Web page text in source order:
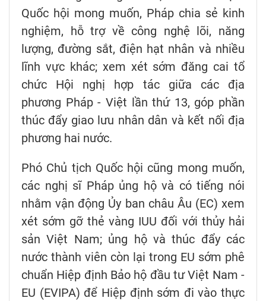
Quốc hội mong muốn, Pháp chia sẻ kinh
nghiệm, hỗ trợ về công nghệ lõi, năng
lượng, đường sắt, điện hạt nhân và nhiều
lĩnh vực khác; xem xét sớm đăng cai tổ
chức Hội nghị hợp tác giữa các địa
phương Pháp - Việt lần thứ 13, góp phần
thúc đẩy giao lưu nhân dân và kết nối địa
phương hai nước.
Phó Chủ tịch Quốc hội cũng mong muốn,
các nghị sĩ Pháp ủng hộ và có tiếng nói
nhằm vận động Ủy ban châu Âu (EC) xem
xét sớm gỡ thẻ vàng IUU đối với thủy hải
sản Việt Nam; ủng hộ và thúc đẩy các
nước thành viên còn lại trong EU sớm phê
chuẩn Hiệp định Bảo hộ đầu tư Việt Nam -
EU (EVIPA) để Hiệp định sớm đi vào thực